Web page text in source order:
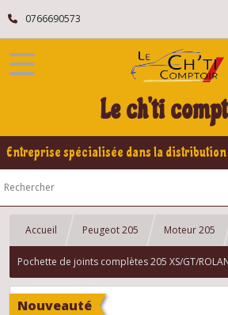
0766690573
Le ch'ti
Accueil Peugeot 205 Moteur 205
Pochette de joints complètes 205 XS/GT/
GARROS/INDIANA/TU
Nouveauté